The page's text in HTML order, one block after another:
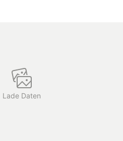
Lade Daten